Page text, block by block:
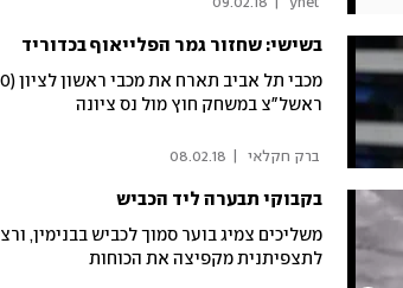
09.02.18
בשישי: שחזור גמר הפלייאוף בכדוריד
ראשל"צ במשחק חוץ מול נס ציונה
ברק חקלאי 08.02.18
בקבוקי תבערה ליד הכביש
משליכים צמיג בוער סמוך לכביש בבנימין,
לתצפיתנית מקפיצה את הכוחות